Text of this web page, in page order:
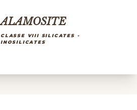
ALAMOSITE
CLASSE VIII SILICATES -
INOSILICATES